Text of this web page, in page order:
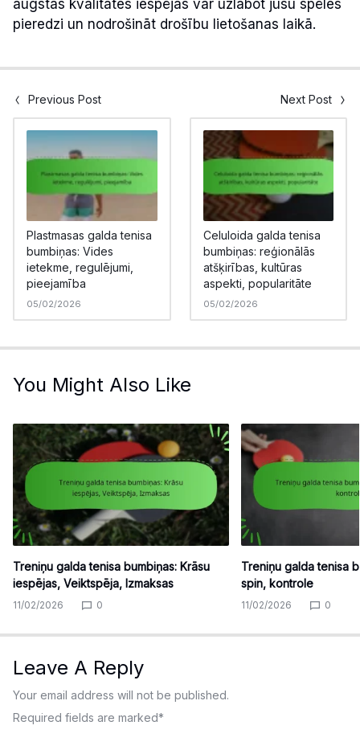
augstas kvalitātes iespējās var uzlabot jūsu spēles
pieredzi un nodrošināt drošību lietošanas laikā.
Previous Post Next Post
Plastmasas galda tenisa
bumbiņas: Vides
ietekme, regulējumi,
pieejamība
05/02/2026
Celuloida galda tenisa
bumbiņas: reģionālās
atšķirības, kultūras
aspekti, popularitāte
05/02/2026
You Might Also Like
Treniņu galda tenisa bumbiņas: Krāsu
iespējas, Veiktspēja, Izmaksas
11/02/2026 0
Treniņu galda tenisa
spin, kontrole
11/02/2026 0
Leave A Reply
Your email address will not be published.
Required fields are marked*